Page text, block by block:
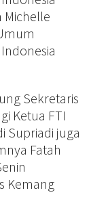
Michelle
Sekretaris
Ketua FTI
Supriadi juga
Fatah
Kemang